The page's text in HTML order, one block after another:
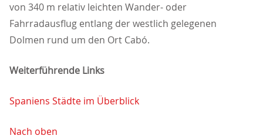
von 340 m relativ leichten Wander- oder
Fahrradausflug entlang der westlich gelegenen
Dolmen rund um den Ort Cabó.
Weiterführende Links
Spaniens Städte im Überblick
Nach oben